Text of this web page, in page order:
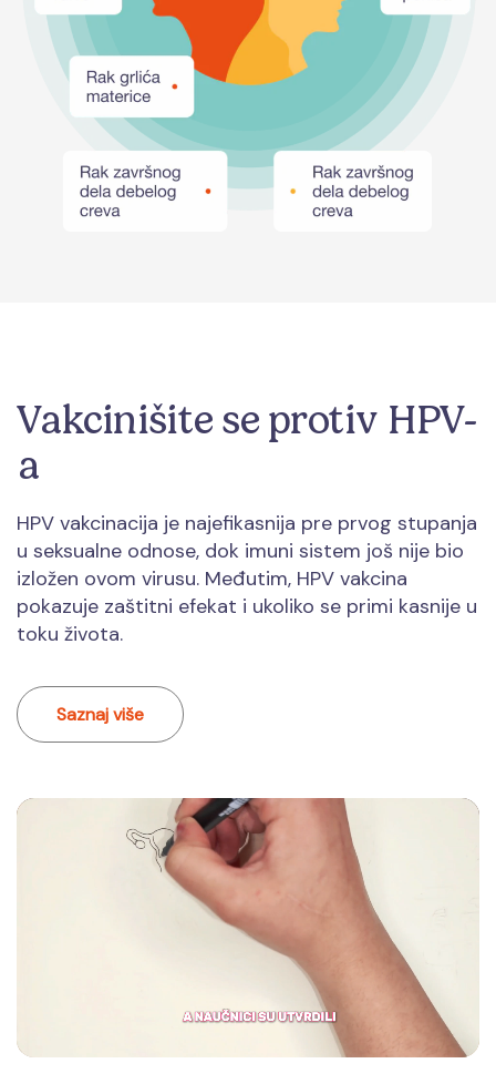
Vakcinišite se protiv HPV-
a
HPV vakcinacija je najefikasnija pre prvog stupanja
u seksualne odnose, dok imuni sistem još nije bio
izložen ovom virusu. Međutim, HPV vakcina
pokazuje zaštitni efekat i ukoliko se primi kasnije u
toku života.
Saznaj više